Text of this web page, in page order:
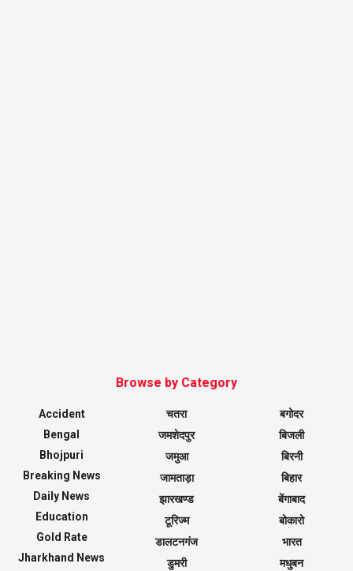
Browse by Category
Accident
Bengal
Bhojpuri
Breaking News
Daily News
Education
Gold Rate
Jharkhand News
चतरा
जमशेदपुर
जमुआ
जामताड़ा
झारखण्ड
टूरिज्म
डालटनगंज
डुमरी
बगोदर
बिजली
बिरनी
बिहार
बेंगाबाद
बोकारो
भारत
मधुबन